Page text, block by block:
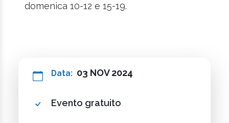
domenica 10-12 e 15-19.
Data: 03 NOV 2024
Evento gratuito